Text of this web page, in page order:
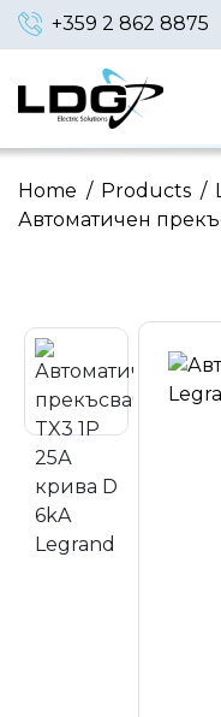
+359 2 862 8875
/
Home /
Products
Автоматичен